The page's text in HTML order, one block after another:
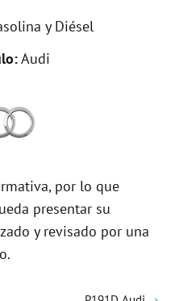
y Diésel
Audi
por lo que
presentar su
y revisado por una